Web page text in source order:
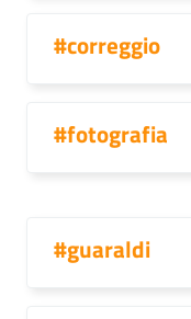
#correggio
#fotografia
#guaraldi